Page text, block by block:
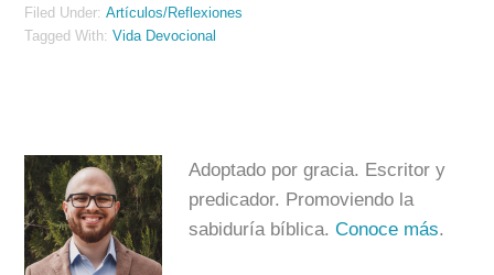
Filed Under:Artículos/Reflexiones
Tagged With:Vida Devocional
Adoptado por gracia. Escritor y
predicador. Promoviendo la
sabiduría bíblica.Conoce más.